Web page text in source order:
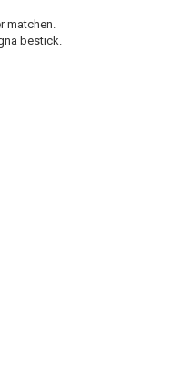
matchen.
bestick.